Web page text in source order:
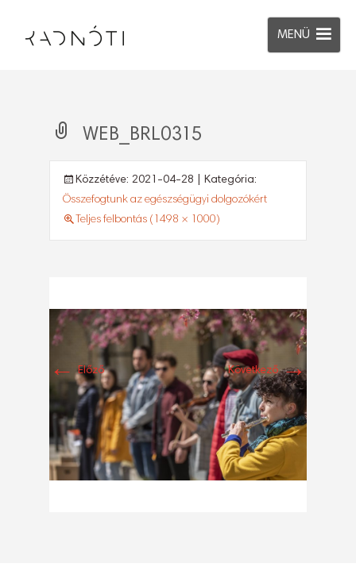
MENÜ
WEB_BRL0315
Közzétéve: 2021-04-28 | Kategória:
Összefogtunk az egészségügyi dolgozókért
Teljes felbontás (1498 × 1000)
← Előző Következő→